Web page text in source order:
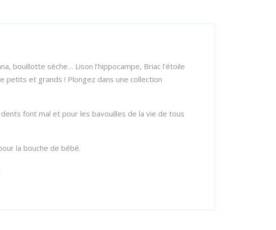
bouillotte sèche… Lison l’hippocampe, Briac l’étoile
petits et grands ! Plongez dans une collection
font mal et pour les bavouilles de la vie de tous
la bouche de bébé.